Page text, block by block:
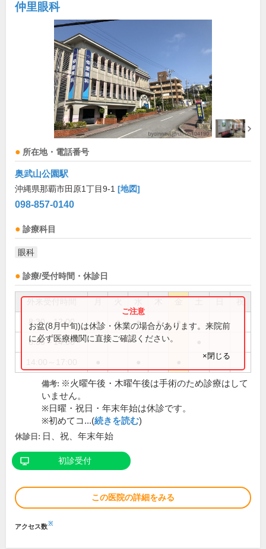
仲里眼科
所在地・電話番号
奥武山公園駅
沖縄県那覇市田原1丁目9-1 [地図]
098-857-0140
診療科目
眼科
診療/受付時間・休診日
祝
8:30～12:00 ● ● ● ● ●
8:30～14:00
お盆(8月中旬)は休診・休業の場合があります。来院前
に必ず医療機関に直接ご確認ください。
×閉じる
備考: ※火曜午後・木曜午後は手術のため診療はして
いません。
※日曜・祝日・年末年始は休診です。
※初めてコ...(続きを読む)
休診日: 日、祝、年末年始
初診受付
この医院の詳細をみる
アクセス数※